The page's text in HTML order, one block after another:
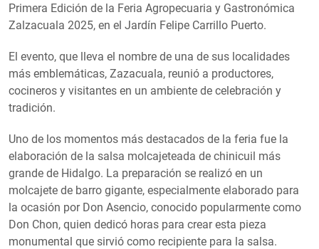
Primera Edición de la Feria Agropecuaria y Gastronómica
Zalzacuala 2025, en el Jardín Felipe Carrillo Puerto.
El evento, que lleva el nombre de una de sus localidades
más emblemáticas, Zazacuala, reunió a productores,
cocineros y visitantes en un ambiente de celebración y
tradición.
Uno de los momentos más destacados de la feria fue la
elaboración de la salsa molcajeteada de chinicuil más
grande de Hidalgo. La preparación se realizó en un
molcajete de barro gigante, especialmente elaborado para
la ocasión por Don Asencio, conocido popularmente como
Don Chon, quien dedicó horas para crear esta pieza
monumental que sirvió como recipiente para la salsa.